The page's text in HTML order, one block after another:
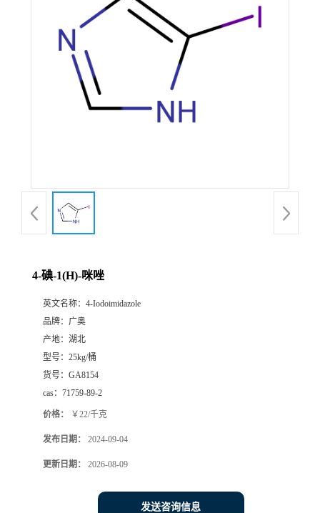
4-碘-1(H)-咪唑
英文名称： 4-Iodoimidazole
品牌： 广奥
产地： 湖北
型号： 25kg/桶
货号： GA8154
cas： 71759-89-2
价格： ￥22/千克
发布日期： 2024-09-04
更新日期： 2026-08-09
发送咨询信息